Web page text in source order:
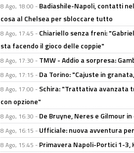
8 Ago, 18:00 - Badiashile-Napoli, contatti
cosa al Chelsea per sbloccare tutto
8 Ago, 17:45 - Chiariello senza freni:
sta facendo il gioco delle coppie"
8 Ago, 17:30 - TMW - Addio a sorpresa:
8 Ago, 17:15 - Da Torino: "Cajuste in
8 Ago, 17:00 - Schira: "Trattativa avanzata
con opzione"
8 Ago, 16:30 - De Bruyne, Neres e Gilmour
8 Ago, 16:15 - Ufficiale: nuova avventura
8 Ago, 15:45 - Primavera Napoli-Portici 1-3,